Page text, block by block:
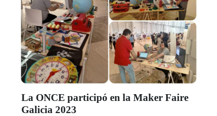
La ONCE participó en la Maker Faire
Galicia 2023